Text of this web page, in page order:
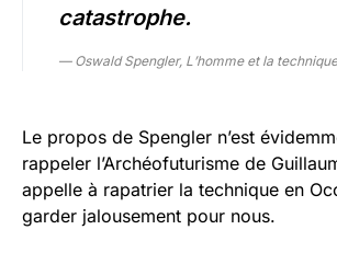
catastrophe.
— Oswald Spengler, L’homme et la technique
Le propos de Spengler n’est
rappeler l’Archéofuturisme de
appelle à rapatrier la technique en
garder jalousement pour nous.